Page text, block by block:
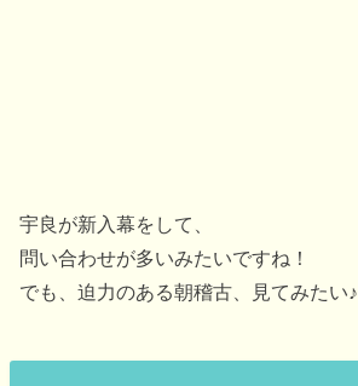
宇良が新入幕をして、
問い合わせが多いみたいですね！
でも、迫力のある朝稽古、見てみたい♪